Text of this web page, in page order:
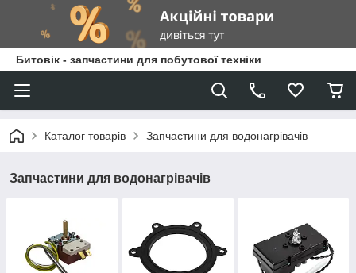
Битовік - запчастини для побутової техніки
Каталог товарів Запчастини для водонагрівачів
Запчастини для водонагрівачів